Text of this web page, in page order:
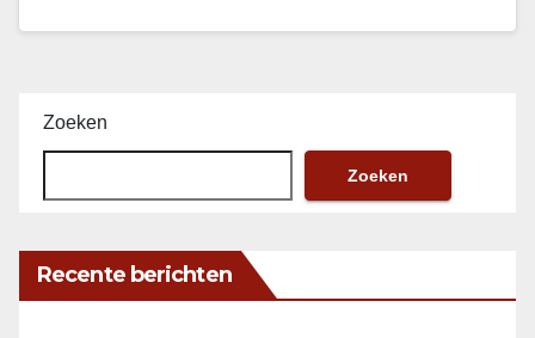
Zoeken
Zoeken
Recente berichten